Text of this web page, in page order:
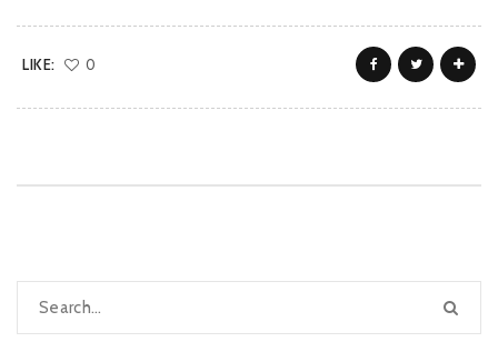
LIKE: 0